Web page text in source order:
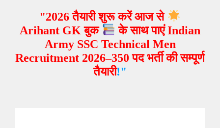
"2026 तैयारी शुरू करें आज से
Arihant GK बुक
के साथ पाएं Indian
Army SSC Technical Men
Recruitment 2026–350 पद भर्तीकी सम्पूर्ण
तैयारी!"